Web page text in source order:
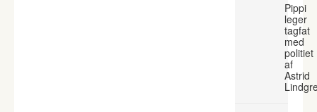
Pippi
leger
tagfat
med
politiet
af
Astrid